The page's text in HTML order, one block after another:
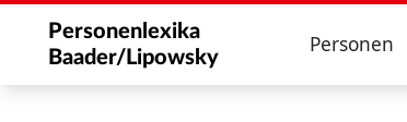
Personenlexika
Baader/Lipowsky
Personen